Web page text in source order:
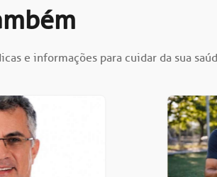
e informações para cuidar da sua